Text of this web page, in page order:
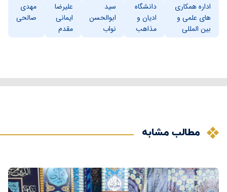
اداره همکاری
های علمی و
بین المللی
دانشگاه
ادیان و
مذاهب
سید
ابوالحسن
نواب
علیرضا
ایمانی
مقدم
مهدی
صالحی
مطالب مشابه